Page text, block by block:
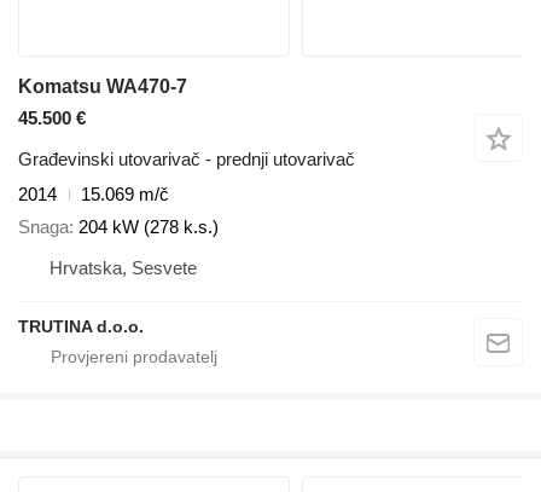
Komatsu WA470-7
45.500 €
Građevinski utovarivač - prednji utovarivač
2014
15.069 m/č
Snaga 204 kW (278 k.s.)
Hrvatska, Sesvete
TRUTINA d.o.o.